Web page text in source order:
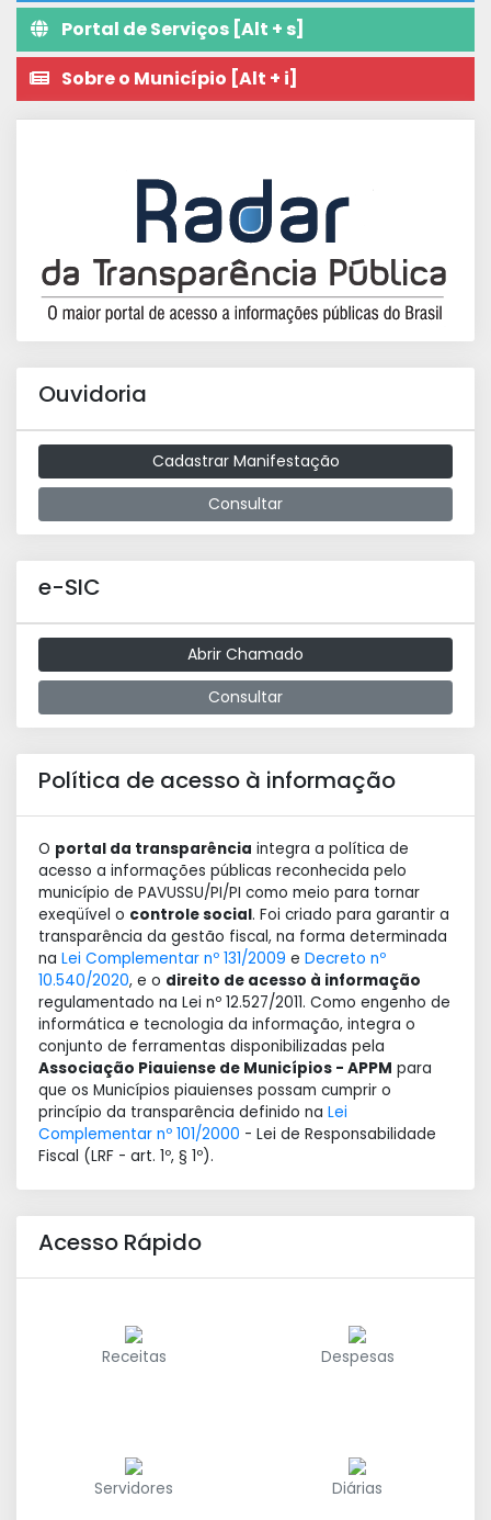
Portal de Serviços [Alt + s]
Sobre o Município [Alt + i]
Ouvidoria
Cadastrar Manifestação
Consultar
e-SIC
Abrir Chamado
Consultar
Política de acesso à informação
O portal da transparência integra a política de
acesso a informações públicas reconhecida pelo
município de PAVUSSU/PI/PI como meio para tornar
exeqüível o controle social. Foi criado para garantir a
transparência da gestão fiscal, na forma determinada
na Lei Complementar nº 131/2009 e Decreto nº
10.540/2020, e o direito de acesso à informação
regulamentado na Lei nº 12.527/2011. Como engenho de
informática e tecnologia da informação, integra o
conjunto de ferramentas disponibilizadas pela
Associação Piauiense de Municípios - APPM para
que os Municípios piauienses possam cumprir o
princípio da transparência definido na Lei
Complementar nº 101/2000 - Lei de Responsabilidade
Fiscal (LRF - art. 1º, § 1º).
Acesso Rápido
Receitas Despesas
Servidores Diárias